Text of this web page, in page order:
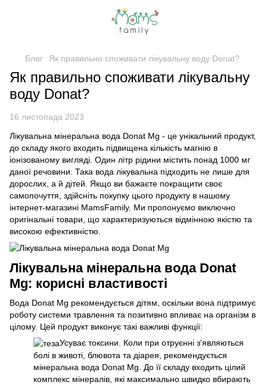
Блог Як правильно споживати лікувальну воду Donat?
Як правильно споживати лікувальну
воду Donat?
16 листопада 2023
Лікувальна мінеральна вода Donat Mg - це унікальний продукт,
до складу якого входить підвищена кількість магнію в
іонізованому вигляді. Один літр рідини містить понад 1000 мг
даної речовини. Така вода лікувальна підходить не лише для
дорослих, а й дітей. Якщо ви бажаєте покращити своє
самопочуття, здійсніть покупку цього продукту в нашому
інтернет-магазині MamsFamily. Ми пропонуємо виключно
оригінальні товари, що характеризуються відмінною якістю та
високою ефективністю.
Лікувальна мінеральна вода Donat
Mg: корисні властивості
Вода Donat Mg рекомендується дітям, оскільки вона підтримує
роботу системи травлення та позитивно впливає на організм в
цілому. Цей продукт виконує такі важливі функції:
Усуває токсини. Коли при отруєнні з'являються
болі в животі, блювота та діарея, рекомендується
мінеральна вода Donat Mg. До її складу входить цілий
комплекс мінералів, які максимально швидко вбирають